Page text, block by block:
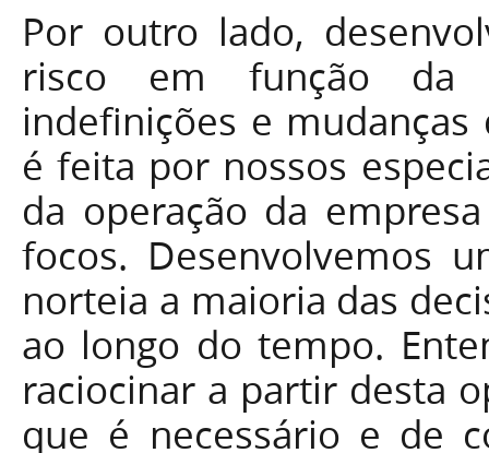
Por outro lado,
risco em função da
indefinições e
é feita por nossos
da operação da
focos. Desenvolvemos
norteia a maioria das
ao longo do tempo.
raciocinar a partir desta
que é necessário e de